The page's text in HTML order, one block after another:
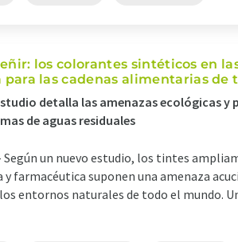
los colorantes sintéticos en
para las cadenas alimentarias de
detalla las amenazas ecológicas
de aguas residuales
Según un nuevo estudio, los tintes
farmacéutica suponen una amenaza
entornos naturales de todo el mundo.